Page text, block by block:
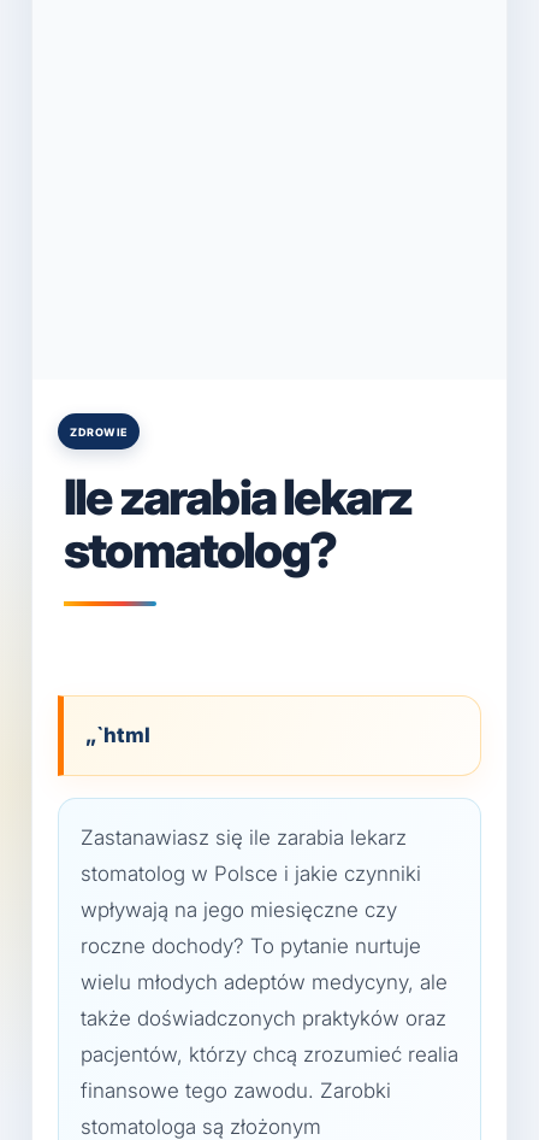
Posted
ZDROWIE
Ile zarabia lekarz
stomatolog?
„`html
Zastanawiasz się ile zarabia lekarz
stomatolog w Polsce i jakie czynniki
wpływają na jego miesięczne czy
roczne dochody? To pytanie nurtuje
wielu młodych adeptów medycyny, ale
także doświadczonych praktyków oraz
pacjentów, którzy chcą zrozumieć realia
finansowe tego zawodu. Zarobki
stomatologa są złożonym